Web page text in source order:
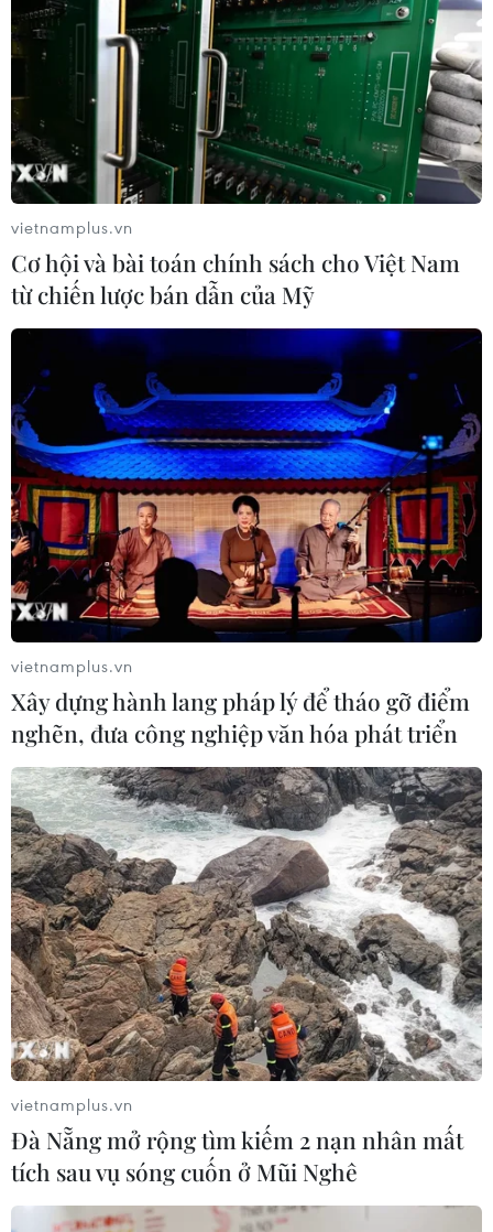
vietnamplus.vn
Cơ hội và bài toán chính sách cho Việt Nam
từ chiến lược bán dẫn của Mỹ
vietnamplus.vn
Xây dựng hành lang pháp lý để tháo gỡ điểm
nghẽn, đưa công nghiệp văn hóa phát triển
vietnamplus.vn
Đà Nẵng mở rộng tìm kiếm 2 nạn nhân mất
tích sau vụ sóng cuốn ở Mũi Nghê